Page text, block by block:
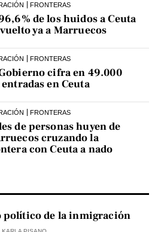
FRONTERAS
de los huidos a Ceuta
ya a Marruecos
FRONTERAS
cifra en 49.000
en Ceuta
FRONTERAS
de personas huyen de
cruzando la
con Ceuta a nado
político de la inmigración